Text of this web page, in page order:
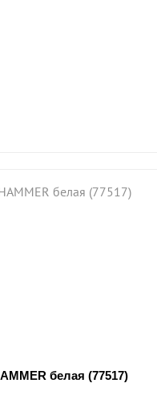
белая (77517)